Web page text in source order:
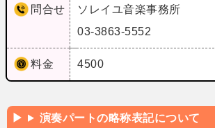
問合せ
ソレイユ音楽事務所
03-3863-5552
料金 4500
演奏パートの略称表記について